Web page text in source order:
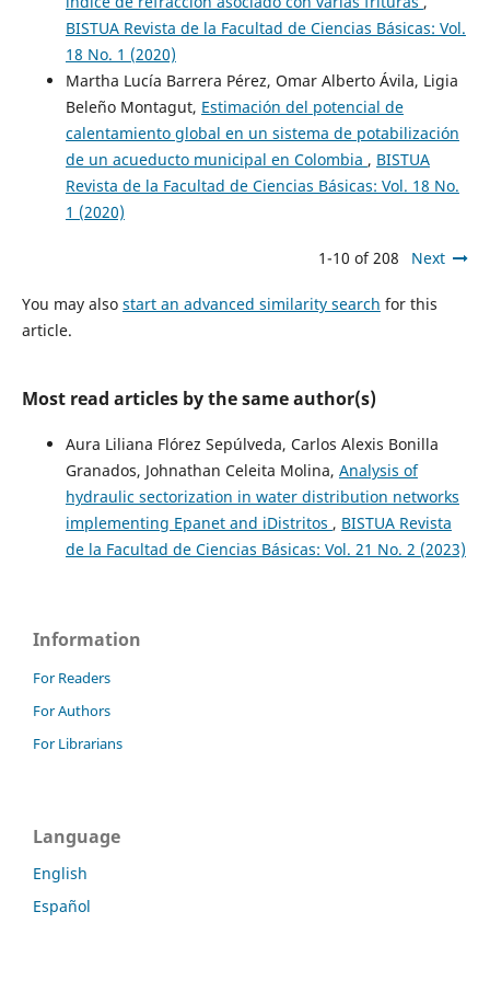
BISTUA Revista de la Facultad de Ciencias Básicas: Vol.
18 No. 1 (2020)
Martha Lucía Barrera Pérez, Omar Alberto Ávila, Ligia
Beleño Montagut, Estimación del potencial de
calentamiento global en un sistema de potabilización
de un acueducto municipal en Colombia , BISTUA
Revista de la Facultad de Ciencias Básicas: Vol. 18 No.
1 (2020)
1-10 of 208 Next
You may also start an advanced similarity search for this
article.
Most read articles by the same author(s)
Aura Liliana Flórez Sepúlveda, Carlos Alexis Bonilla
Granados, Johnathan Celeita Molina, Analysis of
hydraulic sectorization in water distribution networks
implementing Epanet and iDistritos , BISTUA Revista
de la Facultad de Ciencias Básicas: Vol. 21 No. 2 (2023)
Information
For Readers
For Authors
For Librarians
Language
English
Español